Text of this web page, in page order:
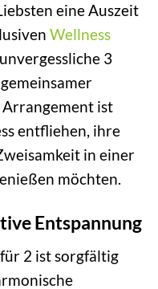
eine Auszeit
Wellness
3
ist
entfliehen, ihre
in einer
möchten.
Entspannung
2 ist sorgfältig